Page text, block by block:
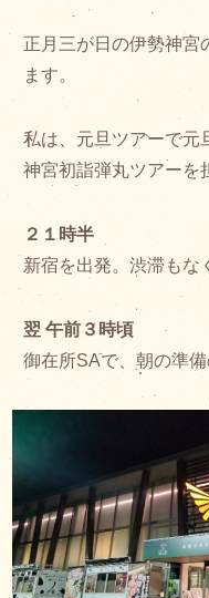
正月三が日の伊勢神宮
ます。
私は、元旦ツアーで元
神宮初詣弾丸ツアーを
２１時半
新宿を出発。渋滞もな
翌 午前３時頃
御在所SAで、朝の準